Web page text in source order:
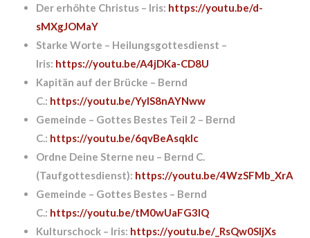
Der erhöhte Christus – Iris: https://youtu.be/d-
sMXgJOMaY
Starke Worte – Heilungsgottesdienst –
Iris: https://youtu.be/A4jDKa-CD8U
Kapitän auf der Brücke – Bernd
C.: https://youtu.be/YylS8nAYNww
Gemeinde – Gottes Bestes Teil 2 – Bernd
C.: https://youtu.be/6qvBeAsqklc
Ordne Deine Sterne neu – Bernd C.
(Taufgottesdienst): https://youtu.be/4WzSFMb_XrA
Gemeinde – Gottes Bestes – Bernd
C.: https://youtu.be/tM0wUaFG3lQ
Kulturschock – Iris: https://youtu.be/_RsQw0SIjXs